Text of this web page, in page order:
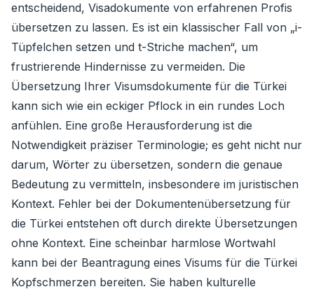
entscheidend, Visadokumente von erfahrenen Profis
übersetzen zu lassen. Es ist ein klassischer Fall von „i-
Tüpfelchen setzen und t-Striche machen“, um
frustrierende Hindernisse zu vermeiden. Die
Übersetzung Ihrer Visumsdokumente für die Türkei
kann sich wie ein eckiger Pflock in ein rundes Loch
anfühlen. Eine große Herausforderung ist die
Notwendigkeit präziser Terminologie; es geht nicht nur
darum, Wörter zu übersetzen, sondern die genaue
Bedeutung zu vermitteln, insbesondere im juristischen
Kontext. Fehler bei der Dokumentenübersetzung für
die Türkei entstehen oft durch direkte Übersetzungen
ohne Kontext. Eine scheinbar harmlose Wortwahl
kann bei der Beantragung eines Visums für die Türkei
Kopfschmerzen bereiten. Sie haben kulturelle